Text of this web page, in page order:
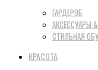
ГАРДЕРОБ
АКСЕССУАРЫ
СТИЛЬНАЯ
КРАСОТА